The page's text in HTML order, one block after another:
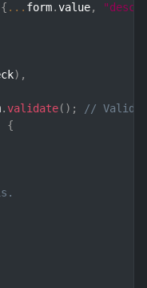
{ ... form.value,
) ,
.validate( ) ;
//
{